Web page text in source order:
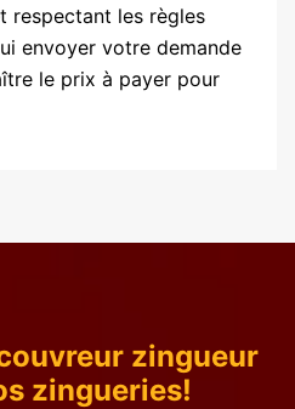
respectant les règles
envoyer votre demande
le prix à payer pour
zingueur
zingueries!